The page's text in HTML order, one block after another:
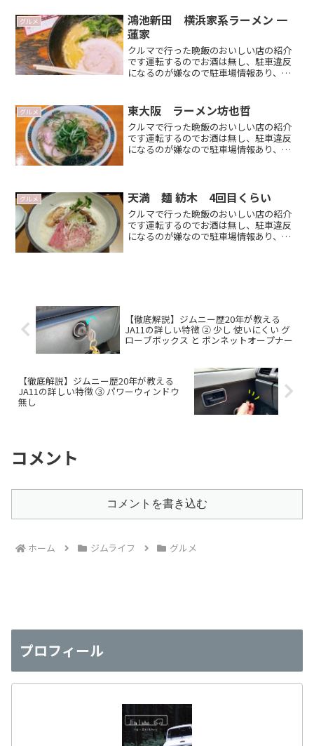
のひとつになれば嬉しいRead more．．
グルメ
鴻池新田 横浜家系ラーメン 一
蓮家
クルマで行った晩飯のおいしい店の紹介
です運転するのでお酒は無し、駐車違反
になるのが嫌なので駐車場情報あり、平
イントですジムニーで大阪に来た時に行
くお店選びの参考程度になRead
more．．
グルメ 東大阪 ラーメン坊也哲
クルマで行った晩飯のおいしい店の紹介
です運転するのでお酒は無し、駐車違反
になるのが嫌なので駐車場情報あり、平
候補のひとつになれば嬉しRead
more．．
グルメ 天満 麺 紡木 4回目くらい
クルマで行った晩飯のおいしい店の紹介
です運転するのでお酒は無し、駐車違反
になるのが嫌なので駐車場情報あり、平
【徹底解説】ジムニー歴20年が教える
JA11の詳しい特徴 ② 少し 使いにくい グ
ローブボックス と ボンネットオープナー
【徹底解説】ジムニー歴20年が教える
JA11の詳しい特徴 ➂ パワーウィンドウ
無し
コメント
コメントを書き込む
ホーム ジムライフ グルメ
プロフィール